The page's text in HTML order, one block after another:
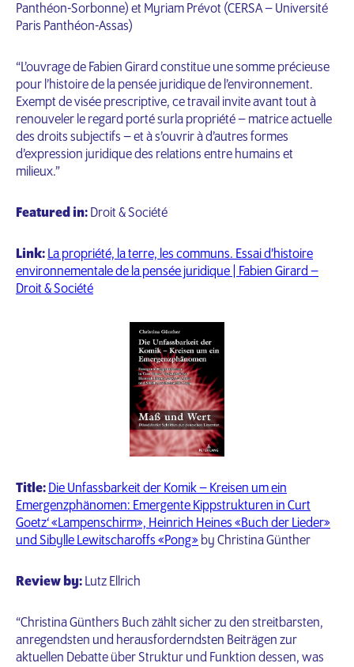
Panthéon-Sorbonne) et Myriam Prévot (CERSA – Université
Paris Panthéon-Assas)
“L’ouvrage de Fabien Girard constitue une somme précieuse
pour l’histoire de la pensée juridique de l’environnement.
Exempt de visée prescriptive, ce travail invite avant tout à
renouveler le regard porté surla propriété – matrice actuelle
des droits subjectifs – et à s’ouvrir à d’autres formes
d’expression juridique des relations entre humains et
milieux.”
Featured in: Droit & Société
Link: La propriété, la terre, les communs. Essai d’histoire
environnementale de la pensée juridique | Fabien Girard –
Droit & Société
Title: Die Unfassbarkeit der Komik – Kreisen um ein
Emergenzphänomen: Emergente Kippstrukturen in Curt
Goetz‘ «Lampenschirm», Heinrich Heines «Buch der Lieder»
und Sibylle Lewitscharoffs «Pong» by Christina Günther
Review by: Lutz Ellrich
“Christina Günthers Buch zählt sicher zu den streitbarsten,
anregendsten und herausforderndsten Beiträgen zur
aktuellen Debatte über Struktur und Funktion dessen, was